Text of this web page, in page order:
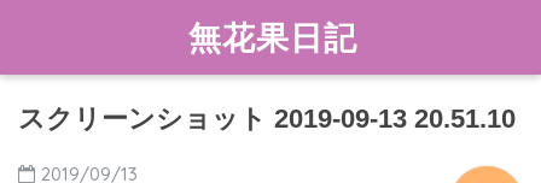
無花果日記
スクリーンショット 2019-09-13 20.51.10
2019/09/13